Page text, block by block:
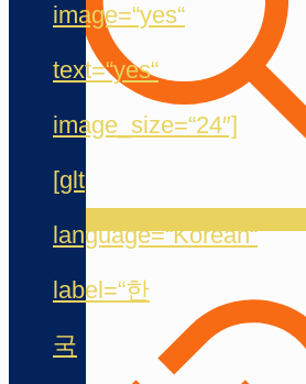
image=“yes“
text=“yes“
image_size=“24″]
[glt
language=“Korean“
label=“한
국